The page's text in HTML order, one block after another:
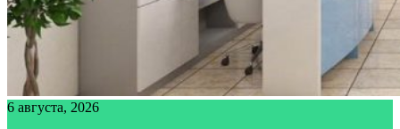
6 августа, 2026